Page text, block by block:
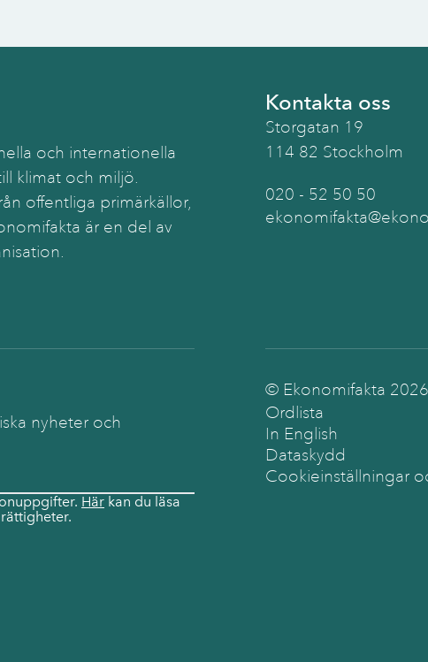
och internationella
klimat och miljö.
offentliga primärkällor,
är en del av
Kontakta oss
Storgatan 19
114 82 Stockholm
020 - 52 50 50
nyheter och
Här kan du läsa
© Ekonomifakta 2026
Ordlista
In English
Dataskydd
Cookieinställningar